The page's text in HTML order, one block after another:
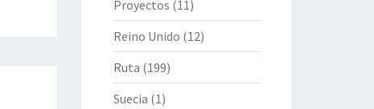
Proyectos (11)
Reino Unido (12)
Ruta (199)
Suecia (1)